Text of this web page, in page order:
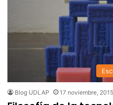
Blog UDLAP 17 noviembre, 2015